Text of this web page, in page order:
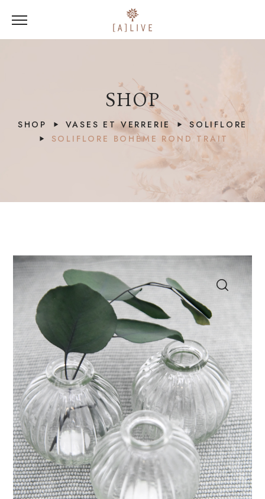
SHOP
SHOP VASES ET VERRERIE
SOLIFLORE
SOLIFLORE BOHÈME ROND TRAIT